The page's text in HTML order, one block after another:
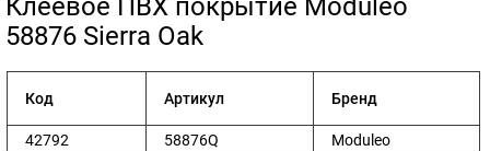
​Клеевое ПВХ покрытие Moduleo
58876 Sierra Oak
Код Артикул Бренд
42792 58876Q Moduleo